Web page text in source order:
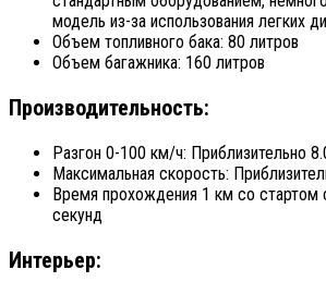
модель из-за использования легких
Объем топливного бака: 80 литров
Объем багажника: 160 литров
Производительность:
Разгон 0-100 км/ч: Приблизительно
Максимальная скорость:
Время прохождения 1 км со стартом
секунд
Интерьер: